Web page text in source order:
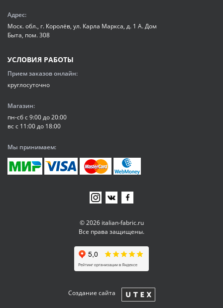
© 2026 italian-fabric.ru
Все права защищены.
Создание сайта
Адрес:
Моск. обл., г. Королёв, ул. Карла Маркса, д. 1 А. Дом
Быта, пом. 308
УСЛОВИЯ РАБОТЫ
Прием заказов онлайн:
круглосуточно
Магазин:
пн-сб с 9:00 до 20:00
вс с 11:00 до 18:00
Мы принимаем: